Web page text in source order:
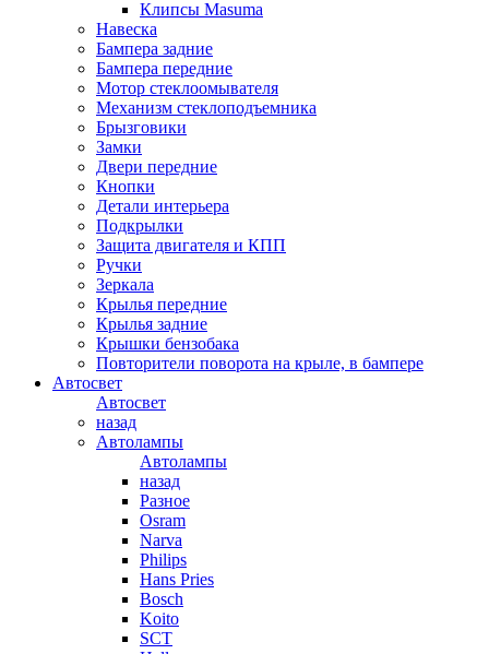
Клипсы Masuma
Навеска
Бампера задние
Бампера передние
Мотор стеклоомывателя
Механизм стеклоподъемника
Брызговики
Замки
Двери передние
Кнопки
Детали интерьера
Подкрылки
Защита двигателя и КПП
Ручки
Зеркала
Крылья передние
Крылья задние
Крышки бензобака
Повторители поворота на крыле, в бампере
Автосвет
Автосвет
назад
Автолампы
Автолампы
назад
Разное
Osram
Narva
Philips
Hans Pries
Bosch
Koito
SCT